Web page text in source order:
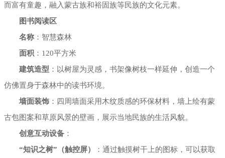
而富有童趣，融入蒙古族和裕固族等民族的文化元素。
图书阅读区
名称 ：智慧森林
面积 ：120平方米
建筑造型 ：以树屋为灵感，书架像树枝一样延伸，创造一个
仿佛置身于森林中的读书环境。
墙面装饰 ：四周墙面采用木纹质感的环保材料，墙上绘有蒙
古包图案和草原风景的壁画，展示当地民族的生活风貌。
创意互动设备 ：
“知识之树”（触控屏）
：通过触摸树干上的图标，可以获取